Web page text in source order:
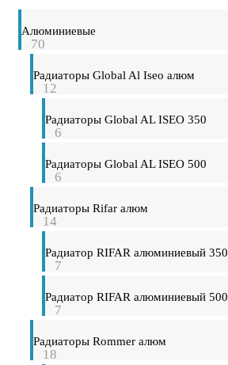
Алюминиевые
70
Радиаторы Global Al Iseo алюм
12
Радиаторы Global AL ISEO 350
6
Радиаторы Global AL ISEO 500
6
Радиаторы Rifar алюм
14
Радиатор RIFAR алюминиевый 350
7
Радиатор RIFAR алюминиевый 500
7
Радиаторы Rommer алюм
18